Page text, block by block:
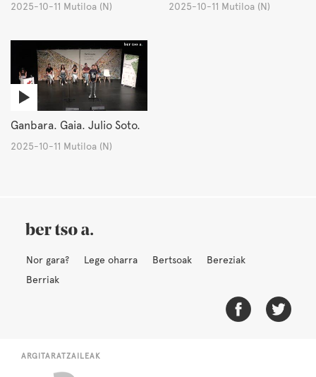
2025-10-11 Mutiloa (N) 2025-10-11 Mutiloa (N)
Ganbara. Gaia. Julio Soto.
2025-10-11 Mutiloa (N)
Nor gara? Lege oharra Bertsoak
Bereziak
Berriak
ARGITARATZAILEAK